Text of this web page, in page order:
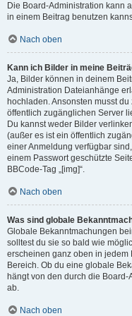
Die Board-Administration kann
in einem Beitrag benutzen
Nach oben
Kann ich Bilder in meine
Ja, Bilder können in deinem
Administration Dateianhänge
hochladen. Ansonsten musst
öffentlich zugänglichen Server
Du kannst weder Bilder
(außer es ist ein öffentlich
einer Anmeldung verfügbar
einem Passwort geschützte
BBCode-Tag „[img]“.
Nach oben
Was sind globale
Globale Bekanntmachungen
solltest du sie so bald wie
erscheinen ganz oben in
Bereich. Ob du eine globale
hängt von den durch die
ab.
Nach oben